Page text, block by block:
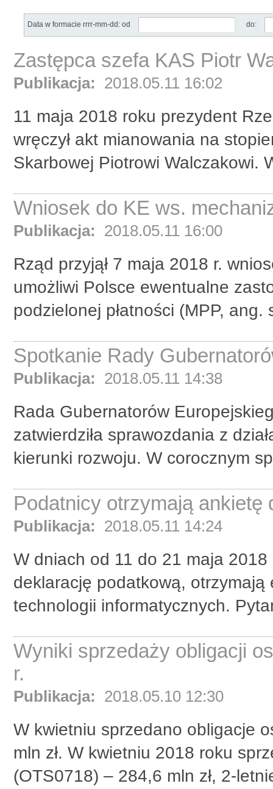
Data w formacie rrrr-mm-dd: od do:
Zastępca szefa KAS Piotr
Publikacja: 2018.05.11 16:02
11 maja 2018 roku prezydent
wręczył akt mianowania na
Skarbowej Piotrowi Walczakowi.
Wniosek do KE ws.
Publikacja: 2018.05.11 16:00
Rząd przyjął 7 maja 2018 r.
umożliwi Polsce ewentualne
podzielonej płatności (MPP,
Spotkanie Rady
Publikacja: 2018.05.11 14:38
Rada Gubernatorów
zatwierdziła sprawozdania z
kierunki rozwoju. W corocznym
Podatnicy otrzymają
Publikacja: 2018.05.11 14:24
W dniach od 11 do 21 maja 2018
deklarację podatkową,
technologii informatycznych.
Wyniki sprzedaży obligacji
r.
Publikacja: 2018.05.10 12:30
W kwietniu sprzedano obligacje
mln zł. W kwietniu 2018 roku
(OTS0718) – 284,6 mln zł, 2-